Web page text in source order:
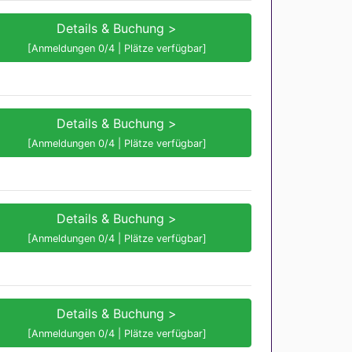
Details & Buchung >
[Anmeldungen 0/4 | Plätze verfügbar]
Details & Buchung >
[Anmeldungen 0/4 | Plätze verfügbar]
Details & Buchung >
[Anmeldungen 0/4 | Plätze verfügbar]
Details & Buchung >
[Anmeldungen 0/4 | Plätze verfügbar]